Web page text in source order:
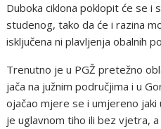
Duboka ciklona poklopit će se i
studenog, tako da će i razina
isključena ni plavljenja obalnih
Trenutno je u PGŽ pretežno
jača na južnim područjima i u
ojačao mjere se i umjereno
je uglavnom tiho ili bez vjetra,